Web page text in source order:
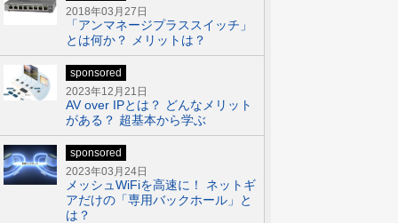
2018年03月27日
「アンマネージプラススイッチ」
とは何か？ メリットは？
sponsored
2023年12月21日
AV over IPとは？ どんなメリット
がある？ 超基本から学ぶ
sponsored
2023年03月24日
メッシュWiFiを高速に！ ネットギ
アだけの「専用バックホール」と
は？